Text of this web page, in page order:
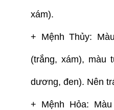
xám).
+ Mệnh Thủy:
(trắng, xám), màu
dương, đen). Nên
+ Mệnh Hỏa: